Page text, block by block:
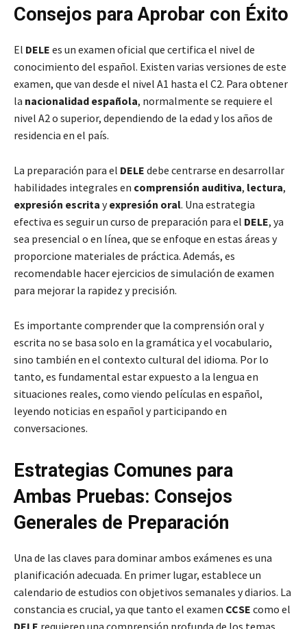
Consejos para Aprobar con Éxito
El DELE es un examen oficial que certifica el nivel de
conocimiento del español. Existen varias versiones de este
examen, que van desde el nivel A1 hasta el C2. Para obtener
la nacionalidad española, normalmente se requiere el
nivel A2 o superior, dependiendo de la edad y los años de
residencia en el país.
La preparación para el DELE debe centrarse en desarrollar
habilidades integrales en comprensión auditiva, lectura,
expresión escrita yexpresión oral. Una estrategia
efectiva es seguir un curso de preparación para el DELE, ya
sea presencial o en línea, que se enfoque en estas áreas y
proporcione materiales de práctica. Además, es
recomendable hacer ejercicios de simulación de examen
para mejorar la rapidez y precisión.
Es importante comprender que la comprensión oral y
escrita no se basa solo en la gramática y el vocabulario,
sino también en el contexto cultural del idioma. Por lo
tanto, es fundamental estar expuesto a la lengua en
situaciones reales, como viendo películas en español,
leyendo noticias en español y participando en
conversaciones.
Estrategias Comunes para
Ambas Pruebas: Consejos
Generales de Preparación
Una de las claves para dominar ambos exámenes es una
planificación adecuada. En primer lugar, establece un
calendario de estudios con objetivos semanales y diarios. La
constancia es crucial, ya que tanto el examen CCSE como el
DELE requieren una comprensión profunda de los temas